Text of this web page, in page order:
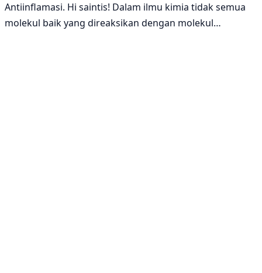
Antiinflamasi. Hi saintis! Dalam ilmu kimia tidak semua
molekul baik yang direaksikan dengan molekul…